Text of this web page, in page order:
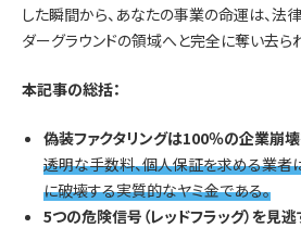
した瞬間から、あなたの事業の命運は、法
ダーグラウンドの領域へと完全に奪い去ら
本記事の総括：
偽装ファクタリングは100％の企業崩壊
透明な手数料、個人保証を求める業者
に破壊する実質的なヤミ金である。
5つの危険信号（レッドフラッグ）を見逃